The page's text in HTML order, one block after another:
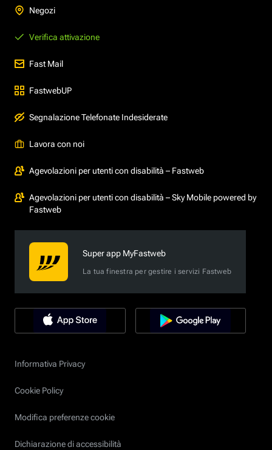
Negozi
Verifica attivazione
Fast Mail
FastwebUP
Segnalazione Telefonate Indesiderate
Lavora con noi
Agevolazioni per utenti con disabilità – Fastweb
Agevolazioni per utenti con disabilità – Sky Mobile powered by
Fastweb
Super app MyFastweb
La tua finestra per gestire i servizi Fastweb
Informativa Privacy
Cookie Policy
Modifica preferenze cookie
Dichiarazione di accessibilità